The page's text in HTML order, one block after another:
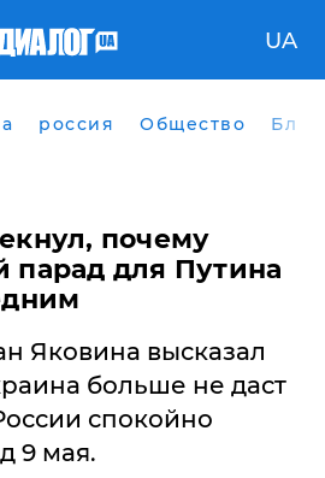
UA
россия Общество
почему
парад для Путина
Яковина высказал
больше не даст
спокойно
9 мая.